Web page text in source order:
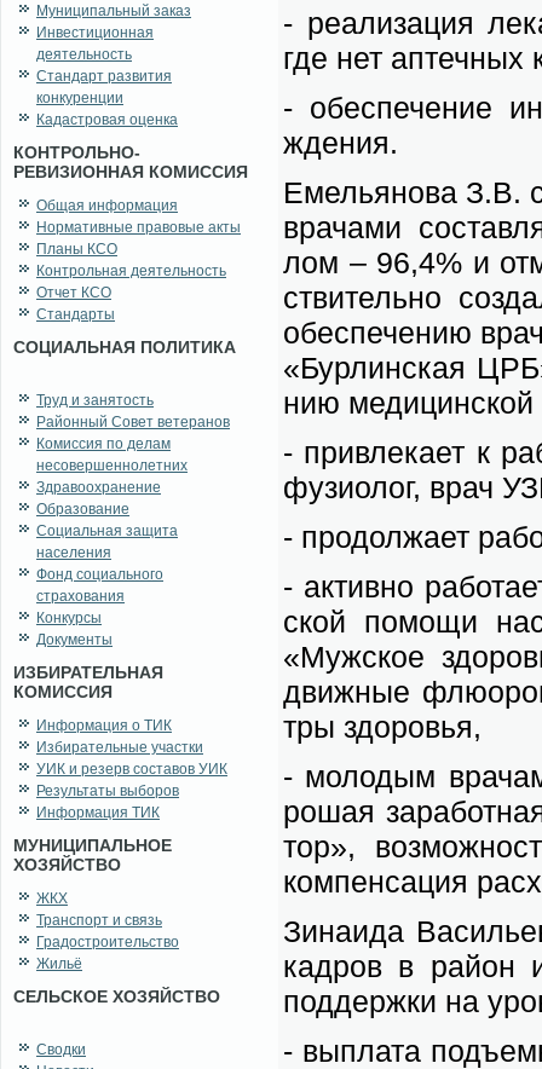
Муниципальный заказ
Инвестиционная
деятельность
Стандарт развития
конкуренции
Кадастровая оценка
КОНТРОЛЬНО-
РЕВИЗИОННАЯ КОМИССИЯ
Общая информация
Нормативные правовые акты
Планы КСО
Контрольная деятельность
Отчет КСО
Стандарты
СОЦИАЛЬНАЯ ПОЛИТИКА
Труд и занятость
Районный Совет ветеранов
Комиссия по делам
несовершеннолетних
Здравоохранение
Образование
Социальная защита
населения
Фонд социального
страхования
Конкурсы
Документы
ИЗБИРАТЕЛЬНАЯ
КОМИССИЯ
Информация о ТИК
Избирательные участки
УИК и резерв составов УИК
Результаты выборов
Информация ТИК
МУНИЦИПАЛЬНОЕ
ХОЗЯЙСТВО
ЖКХ
Транспорт и связь
Градостроительство
Жильё
СЕЛЬСКОЕ ХОЗЯЙСТВО
Сводки
- ре­а­ли­за­ция
где нет ап­теч­ных
- обес­пе­че­ние
жде­ния.
Еме­лья­но­ва З.В.
вра­ча­ми
лом – 96,4% и
стви­тель­но
обес­пе­че­нию
«Бур­лин­ская
нию
- при­вле­ка­ет к
фу­зио­лог, врач
- про­дол­жа­ет
- ак­тив­но
ской по­мо­щи
«Муж­ское
движ­ные
тры здо­ро­вья,
- мо­ло­дым
ро­шая
тор»,
ком­пен­са­ция
Зи­на­и­да
кад­ров в рай­он
под­держ­ки на
- вы­пла­та